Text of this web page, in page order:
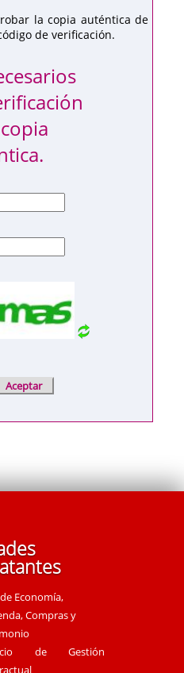
la copia auténtica de
de verificación.
Economía,
Compras y
de Gestión